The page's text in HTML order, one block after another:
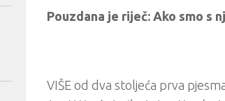
Pouzdana je riječ: Ako smo s
VIŠE od dva stoljeća prva